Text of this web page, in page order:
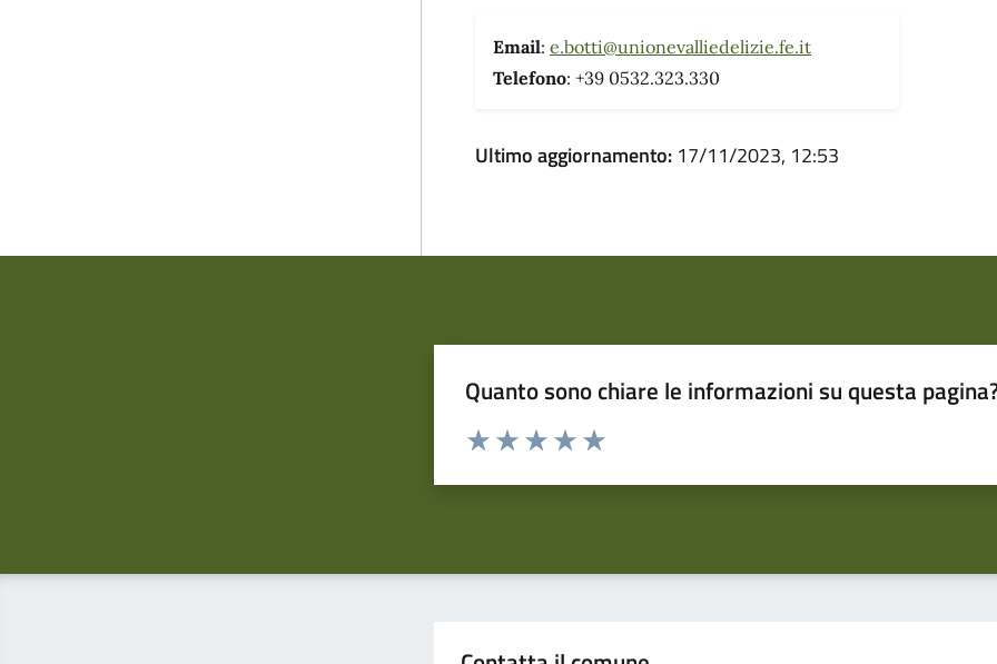
Email: e.botti@unionevalliedelizie.fe.it
Telefono: +39 0532.323.330
Ultimo aggiornamento: 17/11/2023, 12:53
Quanto sono chiare le informazioni su questa
Valuta da 1 a 5 stelle la pagina